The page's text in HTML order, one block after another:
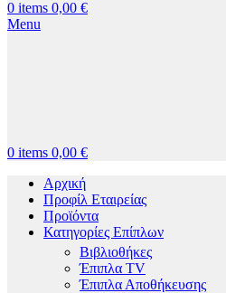
0 items 0,00 €
Menu
0 items 0,00 €
Αρχική
Προφίλ Εταιρείας
Προϊόντα
Κατηγορίες Επίπλων
Βιβλιοθήκες
Έπιπλα TV
Έπιπλα Αποθήκευσης